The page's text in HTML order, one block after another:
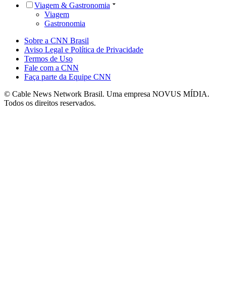
Viagem & Gastronomia
Viagem
Gastronomia
Sobre a CNN Brasil
Aviso Legal e Política de Privacidade
Termos de Uso
Fale com a CNN
Faça parte da Equipe CNN
© Cable News Network Brasil. Uma empresa NOVUS MÍDIA.
Todos os direitos reservados.